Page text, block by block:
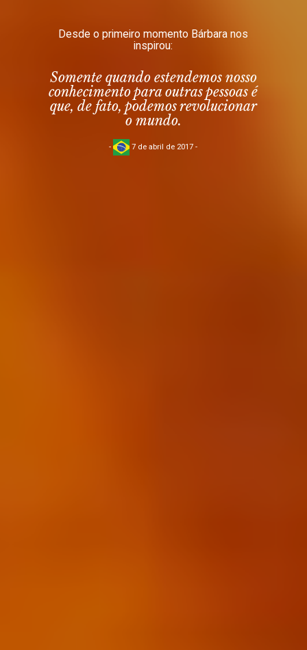
Desde o primeiro momento Bárbara nos
inspirou:
Somente quando estendemos nosso
conhecimento para outras pessoas é
que, de fato, podemos revolucionar
o mundo.
- 7 de abril de 2017 -
Com Bárbara em esta edição
tivemos mais leitores de:
Top Países Top Cidades
book198 533
leitores
fingerprint2334
seguidores